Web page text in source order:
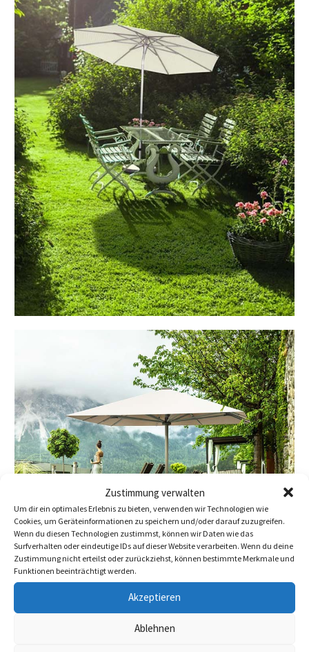
Zustimmung verwalten
Um dir ein optimales Erlebnis zu bieten, verwenden wir Technologien wie
Cookies, um Geräteinformationen zu speichern und/oder darauf zuzugreifen.
Wenn du diesen Technologien zustimmst, können wir Daten wie das
Surfverhalten oder eindeutige IDs auf dieser Website verarbeiten. Wenn du deine
Zustimmung nicht erteilst oder zurückziehst, können bestimmte Merkmale und
Funktionen beeinträchtigt werden.
Akzeptieren
Ablehnen